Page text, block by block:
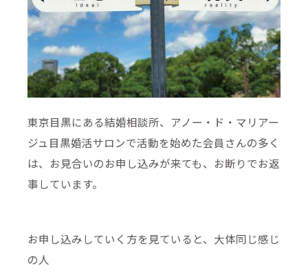
東京目黒にある結婚相談所、アノー・ド・マリアー
ジュ目黒婚活サロンで活動を始めた会員さんの多く
は、お見合いのお申し込みが来ても、お断りでお返
事しています。
お申し込みしていく方を見ていると、大体同じ感じ
の人